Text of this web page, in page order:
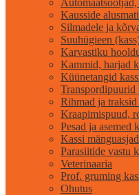
Kausside
Silmadele ja
Suuhügieen
Karvastiku
Kammid, harjad
Küünetangid
Transpordipuurid
Rihmad ja traksid
Kraapimispuud,
Pesad ja asemed
Kassi mänguasjad
Parasiitide vastu
Veterinaaria
Prof. gruming
Ohutus